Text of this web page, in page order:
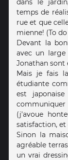
dans le
temps de
rue et que
mienne! (To
Devant la
avec un
Jonathan sont
Mais je fais
étudiante
est
(j'avoue
satisfaction, et
Sinon la
agréable
un vrai